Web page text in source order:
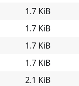
1.7 KiB
1.7 KiB
1.7 KiB
1.7 KiB
2.1 KiB